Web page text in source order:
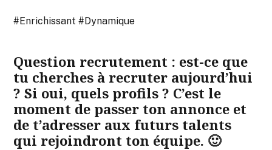
#Enrichissant #Dynamique
Question recrutement : est-ce que
tu cherches à recruter aujourd’hui
? Si oui, quels profils ? C’est le
moment de passer ton annonce et
de t’adresser aux futurs talents
qui rejoindront ton équipe. 🙂